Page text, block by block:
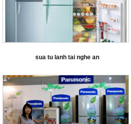
sua tu lanh tai nghe an